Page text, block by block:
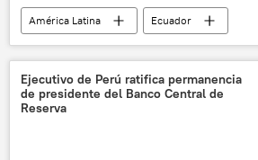
América Latina
Ecuador
central hidroeléctrica
Ejecutivo de Perú ratifica permanencia
de presidente del Banco Central de
Reserva